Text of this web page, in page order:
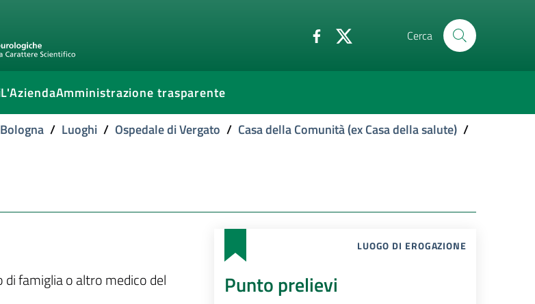
Cerca
L'AziendaAmministrazione trasparente
/ Luoghi / Ospedale di Vergato / Casa della Comunità (ex Casa della salute) /
famiglia o altro medico del
LUOGO DI EROGAZIONE
Punto prelievi